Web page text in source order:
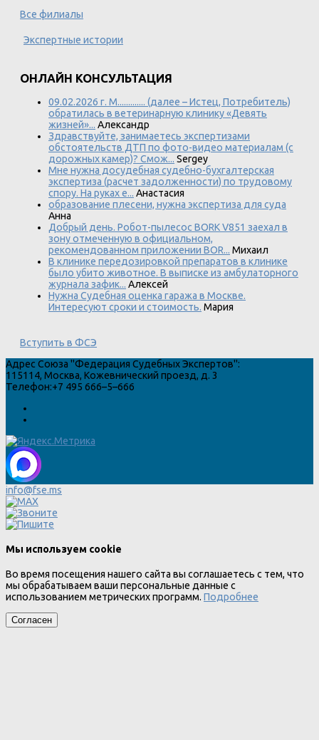
Все филиалы
Экспертные истории
ОНЛАЙН КОНСУЛЬТАЦИЯ
09.02.2026 г. М............. (далее – Истец, Потребитель)
обратилась в ветеринарную клинику «Девять
жизней»... Александр
Здравствуйте, занимаетесь экспертизами
обстоятельств ДТП по фото-видео материалам (с
дорожных камер)? Смож... Sergey
Мне нужна досудебная судебно-бухгалтерская
экспертиза (расчет задолженности) по трудовому
спору. На руках е... Анастасия
образование плесени, нужна экспертиза для суда
Анна
Добрый день. Робот-пылесос BORK V851 заехал в
зону отмеченную в официальном,
рекомендованном приложении BOR... Михаил
В клинике передозировкой препаратов в клинике
было убито животное. В выписке из амбулаторного
журнала зафик... Алексей
Нужна Судебная оценка гаража в Москве.
Интересуют сроки и стоимость. Мария
Вступить в ФСЭ
Адрес Союза "Федерация Судебных Экспертов":
115114, Москва, Кожевнический проезд, д. 3
Телефон:+7 495 666–5–666
info@fse.ms
Мы используем cookie
Во время посещения нашего сайта вы соглашаетесь с тем, что
мы обрабатываем ваши персональные данные с
использованием метрических программ. Подробнее
Согласен